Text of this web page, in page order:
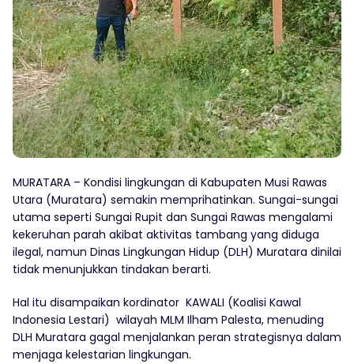
MURATARA – Kondisi lingkungan di Kabupaten Musi Rawas
Utara (Muratara) semakin memprihatinkan. Sungai-sungai
utama seperti Sungai Rupit dan Sungai Rawas mengalami
kekeruhan parah akibat aktivitas tambang yang diduga
ilegal, namun Dinas Lingkungan Hidup (DLH) Muratara dinilai
tidak menunjukkan tindakan berarti.
Hal itu disampaikan kordinator KAWALI (Koalisi Kawal
Indonesia Lestari) wilayah MLM Ilham Palesta, menuding
DLH Muratara gagal menjalankan peran strategisnya dalam
menjaga kelestarian lingkungan.